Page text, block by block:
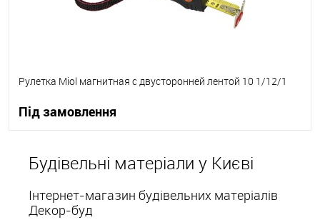
Рулетка Miol магнитная с двусторонней лентой 10 1/12/1
Під замовлення
В вибране Під замовлення
Будівельні матеріали у Києві
Інтернет-магазин будівельних матеріалів
Декор-буд